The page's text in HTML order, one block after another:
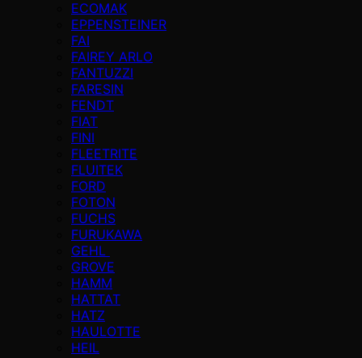
ECOMAK
EPPENSTEINER
FAI
FAIREY ARLO
FANTUZZI
FARESIN
FENDT
FIAT
FINI
FLEETRITE
FLUITEK
FORD
FOTON
FUCHS
FURUKAWA
GEHL
GROVE
HAMM
HATTAT
HATZ
HAULOTTE
HEIL